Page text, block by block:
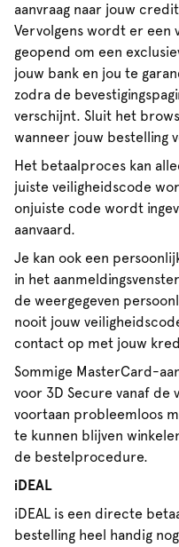
aanvraag naar jouw
Vervolgens wordt er een
geopend om een
jouw bank en jou te
zodra de
verschijnt. Sluit het
wanneer jouw bestelling
Het betaalproces kan
juiste veiligheidscode
onjuiste code wordt
aanvaard.
Je kan ook een
in het
de weergegeven
nooit jouw
contact op met jouw
Sommige MasterCard-
voor 3D Secure vanaf de
voortaan probleemloos
te kunnen blijven
de bestelprocedure.
iDEAL
iDEAL is een directe
bestelling heel handig